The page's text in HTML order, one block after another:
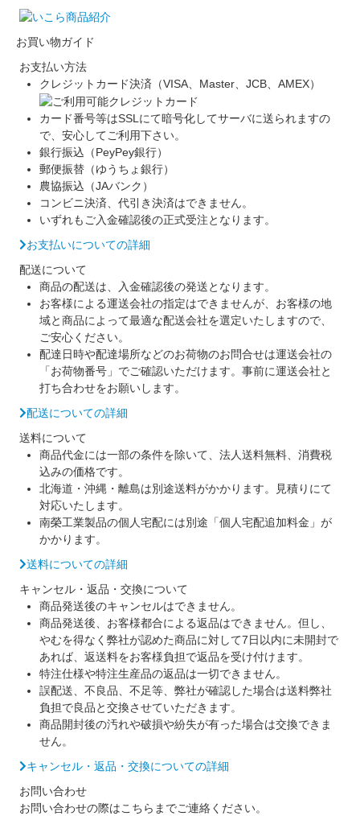
お買い物ガイド
お支払い方法
クレジットカード決済（VISA、Master、JCB、AMEX）
カード番号等はSSLにて暗号化してサーバに送られますの
で、安心してご利用下さい。
銀行振込（PeyPey銀行）
郵便振替（ゆうちょ銀行）
農協振込（JAバンク）
コンビニ決済、代引き決済はできません。
いずれもご入金確認後の正式受注となります。
お支払いについての詳細
配送について
商品の配送は、入金確認後の発送となります。
お客様による運送会社の指定はできませんが、お客様の地
域と商品によって最適な配送会社を選定いたしますので、
ご安心ください。
配達日時や配達場所などのお荷物のお問合せは運送会社の
「お荷物番号」でご確認いただけます。事前に運送会社と
打ち合わせをお願いします。
配送についての詳細
送料について
商品代金には一部の条件を除いて、法人送料無料、消費税
込みの価格です。
北海道・沖縄・離島は別途送料がかかります。見積りにて
対応いたします。
南榮工業製品の個人宅配には別途「個人宅配追加料金」が
かかります。
送料についての詳細
キャンセル・返品・交換について
商品発送後のキャンセルはできません。
商品発送後、お客様都合による返品はできません。但し、
やむを得なく弊社が認めた商品に対して7日以内に未開封で
あれば、返送料をお客様負担で返品を受け付けます。
特注仕様や特注生産品の返品は一切できません。
誤配送、不良品、不足等、弊社が確認した場合は送料弊社
負担で良品と交換させていただきます。
商品開封後の汚れや破損や紛失が有った場合は交換できま
せん。
キャンセル・返品・交換についての詳細
お問い合わせ
お問い合わせの際はこちらまでご連絡ください。